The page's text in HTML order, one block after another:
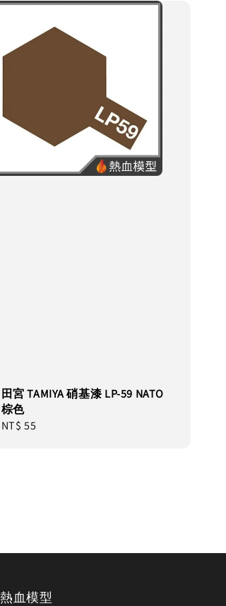
田宮 TAMIYA 硝基漆 LP-59 NATO
棕色
Regular
NT$ 55
血模型